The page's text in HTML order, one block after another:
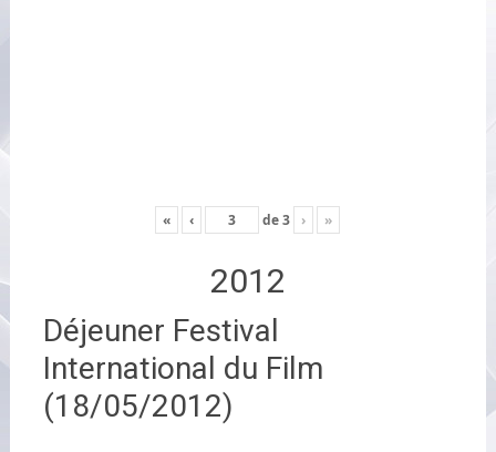
« ‹ de3 › »
2012
Déjeuner Festival
International du Film
(18/05/2012)